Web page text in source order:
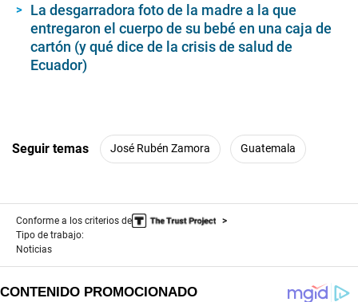
La desgarradora foto de la madre a la que
entregaron el cuerpo de su bebé en una caja de
cartón (y qué dice de la crisis de salud de
Ecuador)
Seguir temas José Rubén Zamora Guatemala
Conforme a los criterios de
Tipo de trabajo:
Noticias